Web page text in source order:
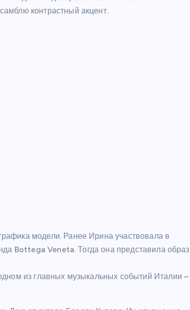
контрастный акцент.
модели. Ранее Ирина участвовала в
Bottega Veneta. Тогда она представила образ
из главных музыкальных событий Италии –